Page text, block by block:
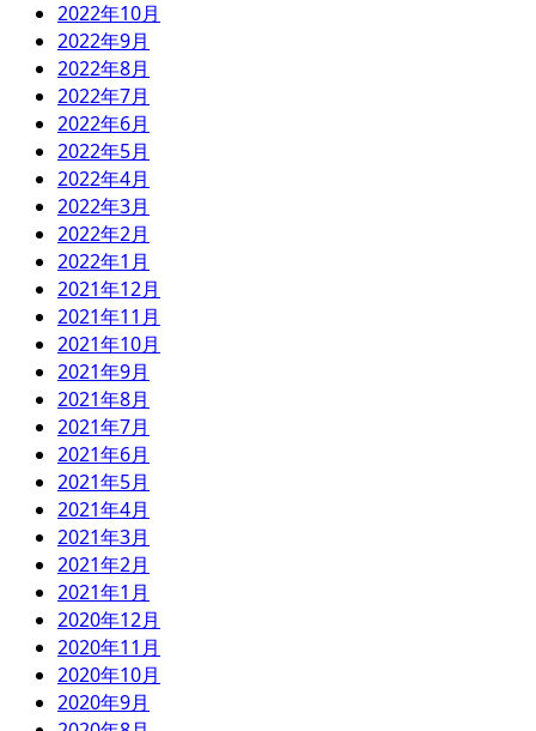
2022年10月
2022年9月
2022年8月
2022年7月
2022年6月
2022年5月
2022年4月
2022年3月
2022年2月
2022年1月
2021年12月
2021年11月
2021年10月
2021年9月
2021年8月
2021年7月
2021年6月
2021年5月
2021年4月
2021年3月
2021年2月
2021年1月
2020年12月
2020年11月
2020年10月
2020年9月